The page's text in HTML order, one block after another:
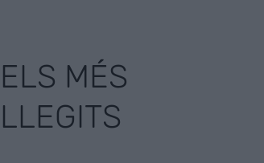
ELS MÉS
LLEGITS